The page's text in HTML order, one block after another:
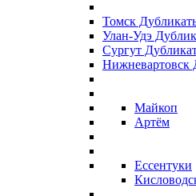
Томск
Улан-Удэ
Сургут
Нижневартовск
Майкоп
Артём
Ессентуки